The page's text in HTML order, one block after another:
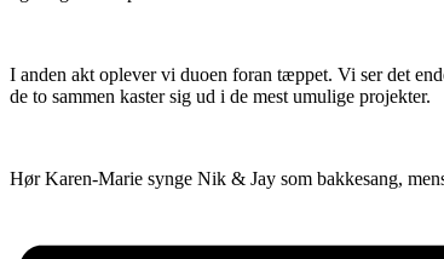
I anden akt oplever vi duoen foran tæppet. Vi ser det
de to sammen kaster sig ud i de mest umulige projekter.
Hør Karen-Marie synge Nik & Jay som bakkesang,